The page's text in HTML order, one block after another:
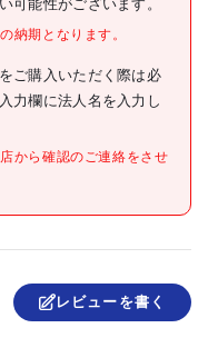
荷重(静荷重)(kN):18
:ポリアミド(ガラス繊
ケルメッキ
リア
可能性がございます。
納期となります。
ご購入いただく際は必
力欄に法人名を入力し
から確認のご連絡をさせ
レビューを書く